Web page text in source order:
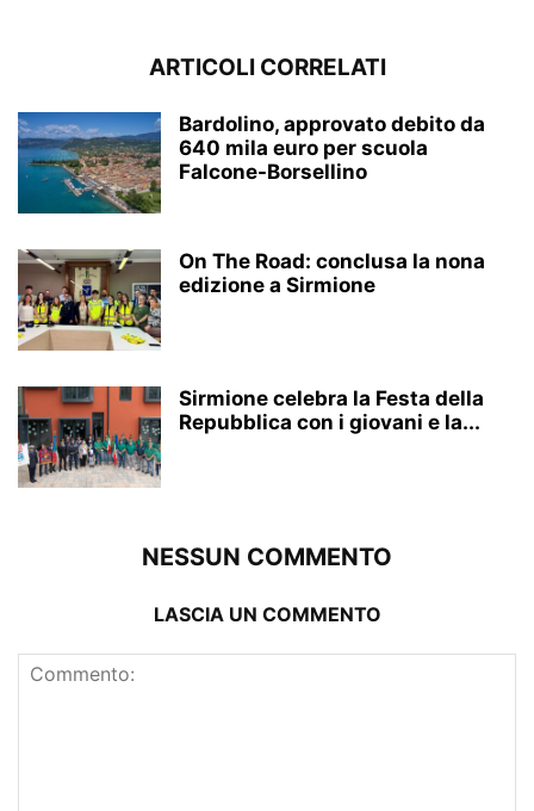
ARTICOLI CORRELATI
Bardolino, approvato debito da
640 mila euro per scuola
Falcone-Borsellino
On The Road: conclusa la nona
edizione a Sirmione
Sirmione celebra la Festa della
Repubblica con i giovani e la...
NESSUN COMMENTO
LASCIA UN COMMENTO